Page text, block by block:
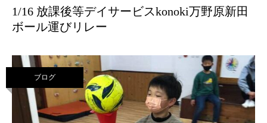
1/16 放課後等デイサービスkonoki万野原新田
ボール運びリレー
ブログ